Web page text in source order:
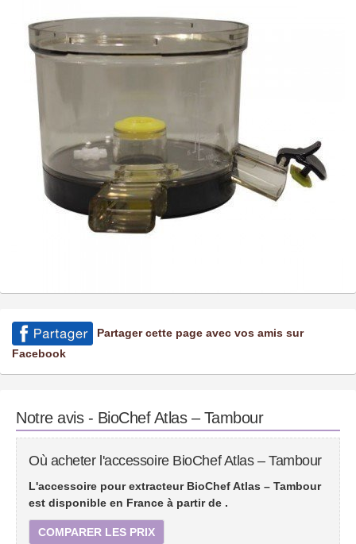
Partager cette page avec vos amis sur
Facebook
Notre avis - BioChef Atlas – Tambour
Où acheter l'accessoire BioChef Atlas – Tambour
L'accessoire pour extracteur BioChef Atlas – Tambour
est disponible en France à partir de .
COMPARER LES PRIX